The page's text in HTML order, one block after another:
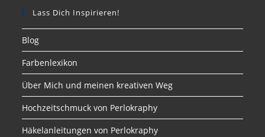
Lass Dich Inspirieren!
Blog
Farbenlexikon
Über Mich und meinen kreativen Weg
Hochzeitschmuck von Perlokraphy
Häkelanleitungen von Perlokraphy